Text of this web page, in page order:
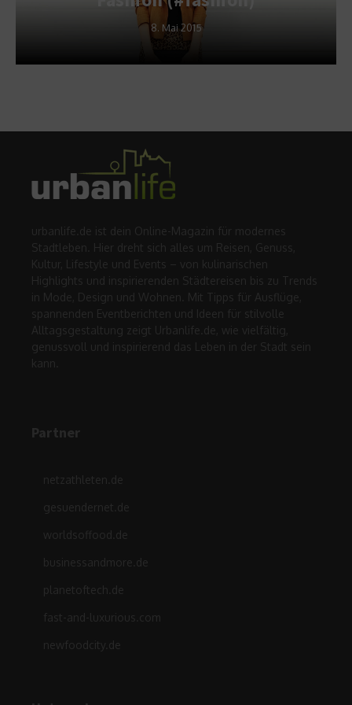
8. Mai 2015
urbanlife.de ist dein Online-Magazin für modernes
Stadtleben. Hier dreht sich alles um Reisen, Genuss,
Kultur, Lifestyle und Events – von kulinarischen
Highlights und inspirierenden Städtereisen bis zu Trends
in Mode, Design und Wohnen. Mit Tipps für Ausflüge,
spannenden Eventberichten und Ideen für stilvolle
Alltagsgestaltung zeigt Urbanlife.de, wie vielfältig,
genussvoll und inspirierend das Leben in der Stadt sein
kann.
Partner
netzathleten.de
gesuendernet.de
worldsoffood.de
businessandmore.de
planetoftech.de
fast-and-luxurious.com
newfoodcity.de